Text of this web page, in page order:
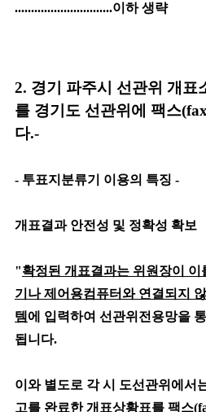
..............................이하 생략
2. 경기 파주시 선관위 개표
를 경기도 선관위에 팩스
다.-
- 투표지분류기 이용의 특징 -
개표결과 안전성 및 정확성 확보
"확정된 개표결과는 위원장이
기나 제어용컴퓨터와 연결되지
템 에 입력하여 선관위전용망을
됩니다.
이와 별도로 각 시 도선관위에서
고를 완료한 개표상황표를 팩스